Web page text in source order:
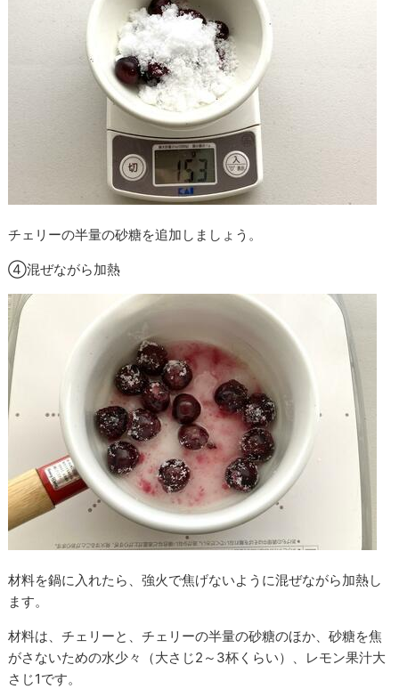
チェリーの半量の砂糖を追加しましょう。
④混ぜながら加熱
材料を鍋に入れたら、強火で焦げないように混ぜながら加熱し
ます。
材料は、チェリーと、チェリーの半量の砂糖のほか、砂糖を焦
がさないための水少々（大さじ2～3杯くらい）、レモン果汁大
さじ1です。